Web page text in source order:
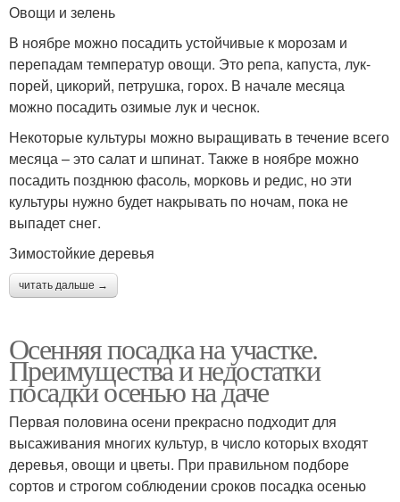
Овощи и зелень
В ноябре можно посадить устойчивые к морозам и
перепадам температур овощи. Это репа, капуста, лук-
порей, цикорий, петрушка, горох. В начале месяца
можно посадить озимые лук и чеснок.
Некоторые культуры можно выращивать в течение всего
месяца – это салат и шпинат. Также в ноябре можно
посадить позднюю фасоль, морковь и редис, но эти
культуры нужно будет накрывать по ночам, пока не
выпадет снег.
Зимостойкие деревья
читать дальше →
Осенняя посадка на участке.
Преимущества и недостатки
посадки осенью на даче
Первая половина осени прекрасно подходит для
высаживания многих культур, в число которых входят
деревья, овощи и цветы. При правильном подборе
сортов и строгом соблюдении сроков посадка осенью